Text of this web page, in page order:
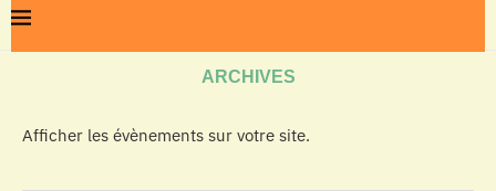
ARCHIVES
Afficher les évènements sur votre site.